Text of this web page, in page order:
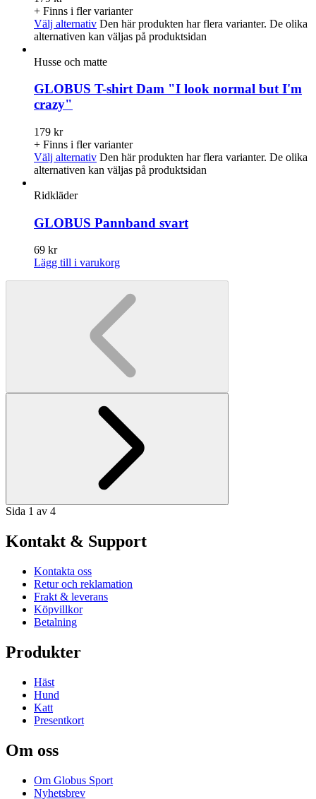
+ Finns i fler varianter
Välj alternativ Den här produkten har flera varianter. De olika
alternativen kan väljas på produktsidan
Husse och matte
GLOBUS T-shirt Dam "I look normal but I'm
crazy"
179 kr
+ Finns i fler varianter
Välj alternativ Den här produkten har flera varianter. De olika
alternativen kan väljas på produktsidan
Ridkläder
GLOBUS Pannband svart
69 kr
Lägg till i varukorg
Sida 1 av 4
Kontakt & Support
Kontakta oss
Retur och reklamation
Frakt & leverans
Köpvillkor
Betalning
Produkter
Häst
Hund
Katt
Presentkort
Om oss
Om Globus Sport
Nyhetsbrev